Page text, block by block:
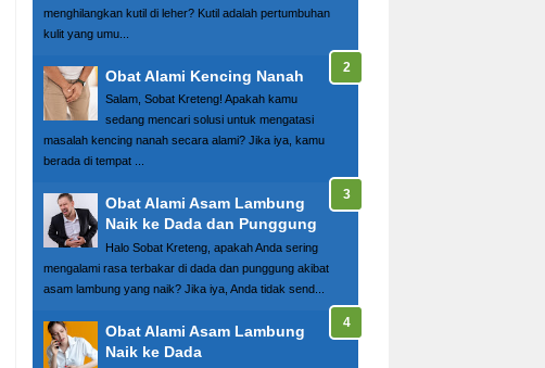
menghilangkan kutil di leher? Kutil adalah pertumbuhan
kulit yang umu...
Obat Alami Kencing Nanah
Salam, Sobat Kreteng! Apakah kamu
sedang mencari solusi untuk mengatasi
masalah kencing nanah secara alami? Jika iya, kamu
berada di tempat ...
Obat Alami Asam Lambung
Naik ke Dada dan Punggung
Halo Sobat Kreteng, apakah Anda sering
mengalami rasa terbakar di dada dan punggung akibat
asam lambung yang naik? Jika iya, Anda tidak send...
Obat Alami Asam Lambung
Naik ke Dada